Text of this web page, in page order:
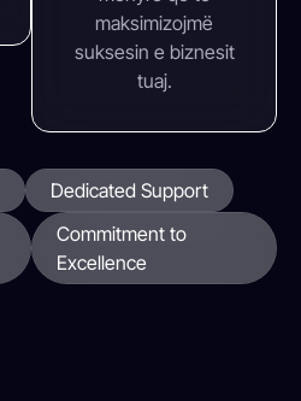
maksimizojmë
suksesin e biznesit
tuaj.
Dedicated Support
Commitment to
Excellence